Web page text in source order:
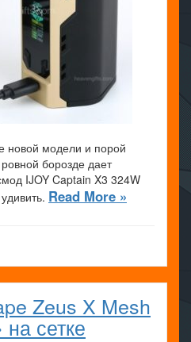
новой модели и порой
борозде дает
IJOY Captain X3 324W
Read More »
Zeus X Mesh
сетке